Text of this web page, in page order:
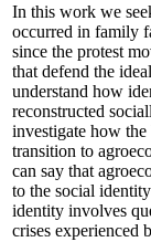
In this work we
occurred in family
since the protest
that defend the
understand how
reconstructed
investigate how
transition to
can say that
to the social
identity involves
crises experienced